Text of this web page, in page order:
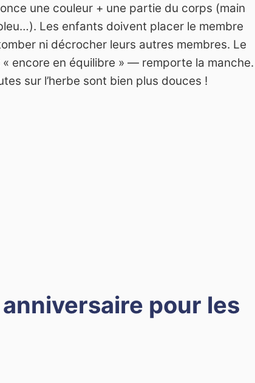
une couleur + une partie du corps (main
Les enfants doivent placer le membre
ni décrocher leurs autres membres. Le
encore en équilibre » — remporte la manche.
sur l’herbe sont bien plus douces !
pour les